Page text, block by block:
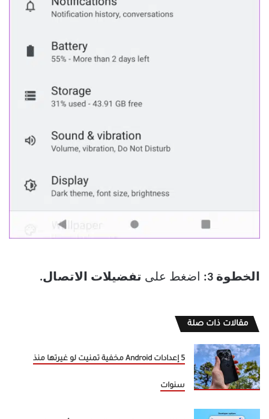
الخطوة 3: اضغط على تفضيلات الاتصال.
مقالات ذات صلة
5 إعدادات Android مخفية تمنيت لو غيرتها منذ
سنوات